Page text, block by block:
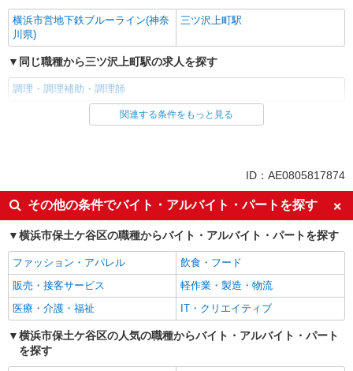
横浜市営地下鉄ブルーライン(神奈
川県)
三ツ沢上町駅
同じ職種から三ツ沢上町駅の求人を探す
調理・調理補助・調理師
同じ雇用形態から三ツ沢上町駅の求人を探す
早朝
朝
昼
夕方
夜
深夜
オープニングスタッフ
車通勤OK
バイク通勤OK
社宅・寮あり
入社日応相談
Web面接OK
友達と応募OK
職場見学OKまたは説明会あり
未経験歓迎
関連する条件をもっと見る
ID：AE0805817874
その他の条件でバイト・アルバイト・パートを探す
横浜市保土ケ谷区の職種からバイト・アルバイト・パートを探す
ファッション・アパレル
飲食・フード
販売・接客サービス
軽作業・製造・物流
医療・介護・福祉
IT・クリエイティブ
横浜市保土ケ谷区の人気の職種からバイト・アルバイト・パート
を探す